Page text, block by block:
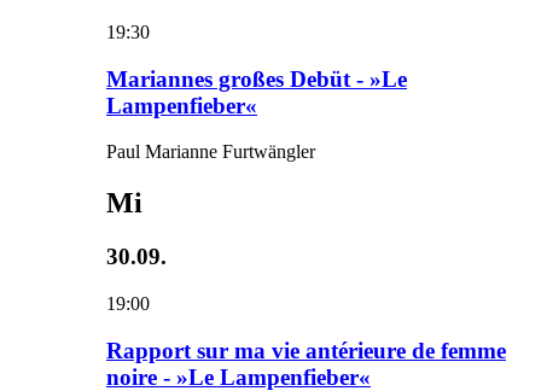
19:30
Mariannes großes Debüt - »Le
Lampenfieber«
Paul Marianne Furtwängler
Mi
30.09.
19:00
Rapport sur ma vie antérieure de femme
noire - »Le Lampenfieber«